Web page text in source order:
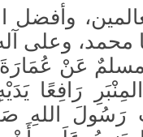
وأفضل
مسلمٌ عَنْ
رَافِعًا
رَسُولَ اللهِ